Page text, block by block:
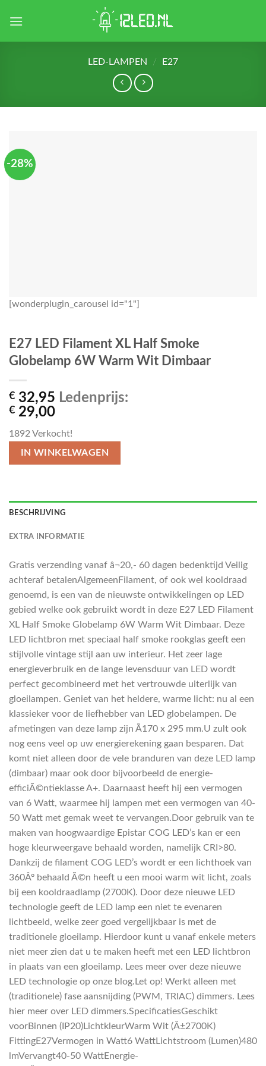
LED-LAMPEN / E27
-28%
[wonderplugin_carousel id="1"]
E27 LED Filament XL Half Smoke
Globelamp 6W Warm Wit Dimbaar
€ 32,95 Ledenprijs:
€ 29,00
1892 Verkocht!
IN WINKELWAGEN
BESCHRIJVING
EXTRA INFORMATIE
Gratis verzending vanaf â¬20,- 60 dagen bedenktijd Veilig
achteraf betalenAlgemeenFilament, of ook wel kooldraad
genoemd, is een van de nieuwste ontwikkelingen op LED
gebied welke ook gebruikt wordt in deze E27 LED Filament
XL Half Smoke Globelamp 6W Warm Wit Dimbaar. Deze
LED lichtbron met speciaal half smoke rookglas geeft een
stijlvolle vintage stijl aan uw interieur. Het zeer lage
energieverbruik en de lange levensduur van LED wordt
perfect gecombineerd met het vertrouwde uiterlijk van
gloeilampen. Geniet van het heldere, warme licht: nu al een
klassieker voor de liefhebber van LED globelampen. De
afmetingen van deze lamp zijn Ã170 x 295 mm.U zult ook
nog eens veel op uw energierekening gaan besparen. Dat
komt niet alleen door de vele branduren van deze LED lamp
(dimbaar) maar ook door bijvoorbeeld de energie-
efficiÃ©ntieklasse A+. Daarnaast heeft hij een vermogen
van 6 Watt, waarmee hij lampen met een vermogen van 40-
50 Watt met gemak weet te vervangen.Door gebruik van te
maken van hoogwaardige Epistar COG LED’s kan er een
hoge kleurweergave behaald worden, namelijk CRI>80.
Dankzij de filament COG LED’s wordt er een lichthoek van
360Âº behaald Ã©n heeft u een mooi warm wit licht, zoals
bij een kooldraadlamp (2700K). Door deze nieuwe LED
technologie geeft de LED lamp een niet te evenaren
lichtbeeld, welke zeer goed vergelijkbaar is met de
traditionele gloeilamp. Hierdoor kunt u vanaf enkele meters
niet meer zien dat u te maken heeft met een LED lichtbron
in plaats van een gloeilamp. Lees meer over deze nieuwe
LED technologie op onze blog.Let op! Werkt alleen met
(traditionele) fase aansnijding (PWM, TRIAC) dimmers. Lees
hier meer over LED dimmers.SpecificatiesGeschikt
voorBinnen (IP20)LichtkleurWarm Wit (Â±2700K)
FittingE27Vermogen in Watt6 WattLichtstroom (Lumen)480
lmVervangt40-50 WattEnergie-